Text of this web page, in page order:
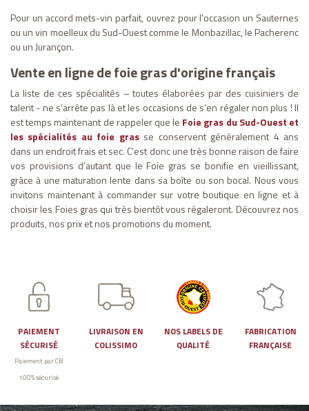
Pour un accord mets-vin parfait, ouvrez pour l'occasion un Sauternes
ou un vin moelleux du Sud-Ouest comme le Monbazillac, le Pacherenc
ou un Jurançon.
Vente en ligne de foie gras d'origine français
La liste de ces spécialités – toutes élaborées par des cuisiniers de
talent - ne s’arrête pas là et les occasions de s’en régaler non plus ! Il
est temps maintenant de rappeler que le Foie gras du Sud-Ouest et
les spécialités au foie grasse conservent généralement 4 ans
dans un endroit frais et sec. C’est donc une très bonne raison de faire
vos provisions d’autant que le Foie gras se bonifie en vieillissant,
grâce à une maturation lente dans sa boîte ou son bocal. Nous vous
invitons maintenant à commander sur votre boutique en ligne et à
choisir les Foies gras qui très bientôt vous régaleront. Découvrez nos
produits, nos prix et nos promotions du moment.
PAIEMENT
SÉCURISÉ
Paiement par CB
100% sécurisé
LIVRAISON EN
COLISSIMO
NOS LABELS DE
QUALITÉ
FABRICATION
FRANÇAISE